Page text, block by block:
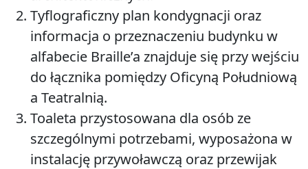
Tyflograficzny plan kondygnacji oraz
informacja o przeznaczeniu budynku w
alfabecie Braille’a znajduje się przy wejściu
do łącznika pomiędzy Oficyną Południową
a Teatralnią.
Toaleta przystosowana dla osób ze
szczególnymi potrzebami, wyposażona w
instalację przywoławczą oraz przewijak